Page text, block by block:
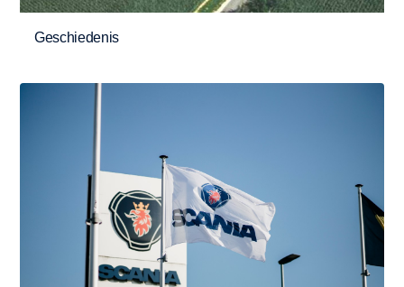
Geschiedenis